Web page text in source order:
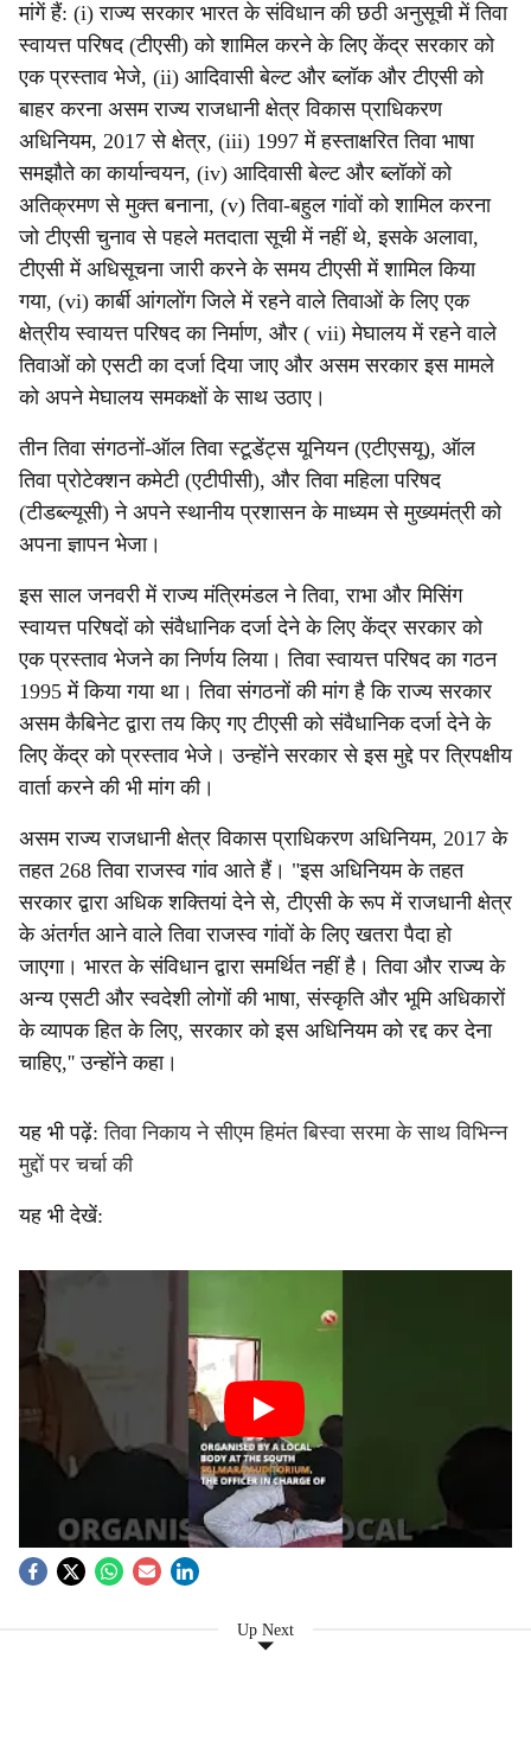
e
मांगें हैं: (i) राज्य सरकार भारत के संविधान की छठी अनुसूची में तिवा
स्वायत्त परिषद (टीएसी) को शामिल करने के लिए केंद्र सरकार को
एक प्रस्ताव भेजे, (ii) आदिवासी बेल्ट और ब्लॉक और टीएसी को
बाहर करना असम राज्य राजधानी क्षेत्र विकास प्राधिकरण
अधिनियम, 2017 से क्षेत्र, (iii) 1997 में हस्ताक्षरित तिवा भाषा
समझौते का कार्यान्वयन, (iv) आदिवासी बेल्ट और ब्लॉकों को
अतिक्रमण से मुक्त बनाना, (v) तिवा-बहुल गांवों को शामिल करना
जो टीएसी चुनाव से पहले मतदाता सूची में नहीं थे, इसके अलावा,
टीएसी में अधिसूचना जारी करने के समय टीएसी में शामिल किया
गया, (vi) कार्बी आंगलोंग जिले में रहने वाले तिवाओं के लिए एक
क्षेत्रीय स्वायत्त परिषद का निर्माण, और ( vii) मेघालय में रहने वाले
तिवाओं को एसटी का दर्जा दिया जाए और असम सरकार इस मामले
को अपने मेघालय समकक्षों के साथ उठाए।
तीन तिवा संगठनों-ऑल तिवा स्टूडेंट्स यूनियन (एटीएसयू), ऑल
तिवा प्रोटेक्शन कमेटी (एटीपीसी), और तिवा महिला परिषद
(टीडब्ल्यूसी) ने अपने स्थानीय प्रशासन के माध्यम से मुख्यमंत्री को
अपना ज्ञापन भेजा।
इस साल जनवरी में राज्य मंत्रिमंडल ने तिवा, राभा और मिसिंग
स्वायत्त परिषदों को संवैधानिक दर्जा देने के लिए केंद्र सरकार को
एक प्रस्ताव भेजने का निर्णय लिया। तिवा स्वायत्त परिषद का गठन
1995 में किया गया था। तिवा संगठनों की मांग है कि राज्य सरकार
असम कैबिनेट द्वारा तय किए गए टीएसी को संवैधानिक दर्जा देने के
लिए केंद्र को प्रस्ताव भेजे। उन्होंने सरकार से इस मुद्दे पर त्रिपक्षीय
वार्ता करने की भी मांग की।
असम राज्य राजधानी क्षेत्र विकास प्राधिकरण अधिनियम, 2017 के
तहत 268 तिवा राजस्व गांव आते हैं। "इस अधिनियम के तहत
सरकार द्वारा अधिक शक्तियां देने से, टीएसी के रूप में राजधानी क्षेत्र
के अंतर्गत आने वाले तिवा राजस्व गांवों के लिए खतरा पैदा हो
जाएगा। भारत के संविधान द्वारा समर्थित नहीं है। तिवा और राज्य के
अन्य एसटी और स्वदेशी लोगों की भाषा, संस्कृति और भूमि अधिकारों
के व्यापक हित के लिए, सरकार को इस अधिनियम को रद्द कर देना
चाहिए,'' उन्होंने कहा।
यह भी पढ़ें:तिवा निकाय ने सीएम हिमंत बिस्वा सरमा के साथ विभिन्न
मुद्दों पर चर्चा की
यह भी देखें:
Up Next